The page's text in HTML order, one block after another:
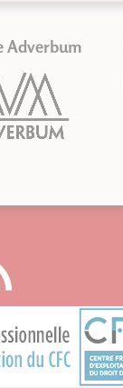
Adverbum